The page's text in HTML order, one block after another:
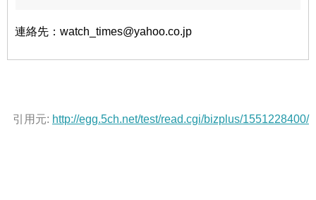
連絡先：watch_times@yahoo.co.jp
引用元: http://egg.5ch.net/test/read.cgi/bizplus/1551228400/